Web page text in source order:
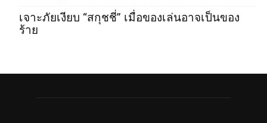
เจาะภัยเงียบ “สกุชชี่” เมื่อของเล่นอาจเป็นของ
ร้าย